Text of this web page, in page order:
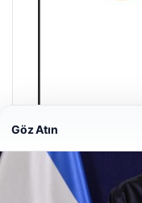
Trend Yapı Akustik
18/04/2026
Göz Atın